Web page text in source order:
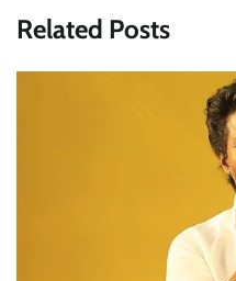
Related Posts